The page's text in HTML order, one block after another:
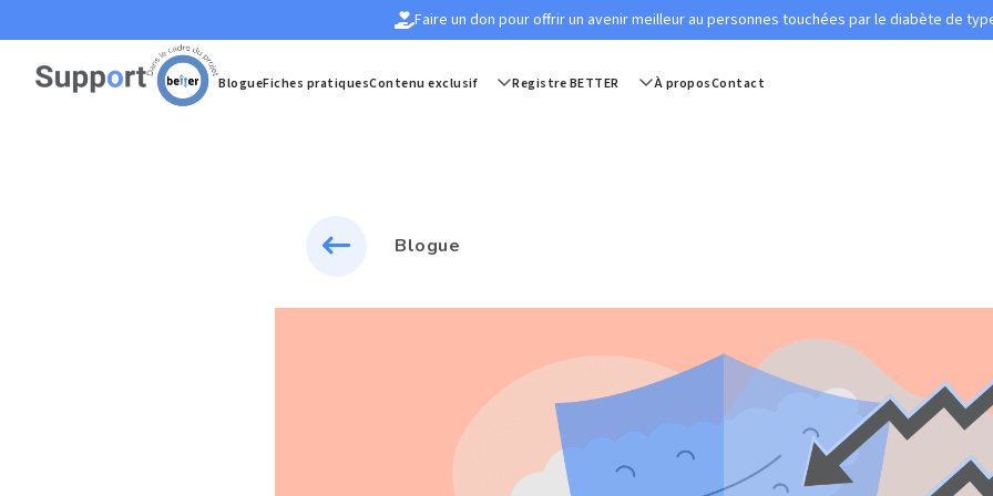
Faire un don pour offrir un avenir meilleur au personnes touchées par le diabète de
BlogueFiches pratiquesContenu exclusif Registre BETTER À proposContact
Blogue